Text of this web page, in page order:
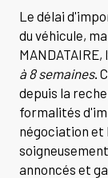
Le délai
du véhicule,
à 8 semaines.
depuis la
formalités
négociation et
annoncés et